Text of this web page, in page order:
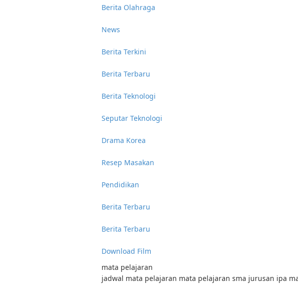
Berita Olahraga
News
Berita Terkini
Berita Terbaru
Berita Teknologi
Seputar Teknologi
Drama Korea
Resep Masakan
Pendidikan
Berita Terbaru
Berita Terbaru
Download Film
mata pelajaran
jadwal mata pelajaran mata pelajaran sma jurusan ipa